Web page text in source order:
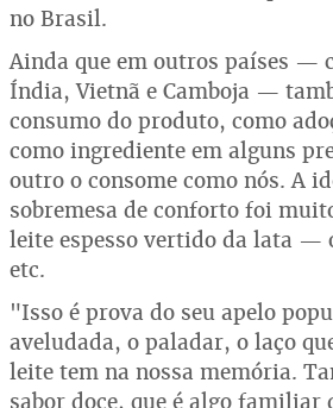
no Brasil.
Ainda que em outros países —
Índia, Vietnã e Camboja —
consumo do produto, como
como ingrediente em alguns
outro o consome como nós. A
sobremesa de conforto foi
leite espesso vertido da lata —
etc.
"Isso é prova do seu apelo
aveludada, o paladar, o laço
leite tem na nossa memória.
sabor doce, que é algo familiar